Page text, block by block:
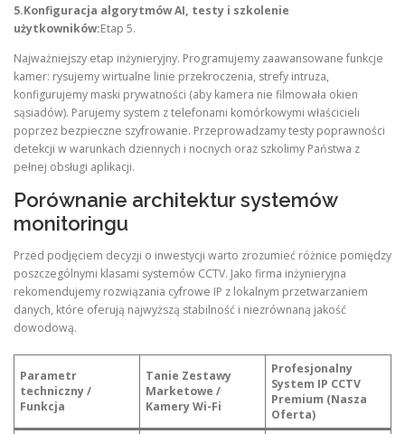
5.Konfiguracja algorytmów AI, testy i szkolenie
użytkowników:Etap 5.
Najważniejszy etap inżynieryjny. Programujemy zaawansowane funkcje
kamer: rysujemy wirtualne linie przekroczenia, strefy intruza,
konfigurujemy maski prywatności (aby kamera nie filmowała okien
sąsiadów). Parujemy system z telefonami komórkowymi właścicieli
poprzez bezpieczne szyfrowanie. Przeprowadzamy testy poprawności
detekcji w warunkach dziennych i nocnych oraz szkolimy Państwa z
pełnej obsługi aplikacji.
Porównanie architektur systemów
monitoringu
Przed podjęciem decyzji o inwestycji warto zrozumieć różnice pomiędzy
poszczególnymi klasami systemów CCTV. Jako firma inżynieryjna
rekomendujemy rozwiązania cyfrowe IP z lokalnym przetwarzaniem
danych, które oferują najwyższą stabilność i niezrównaną jakość
dowodową.
Parametr
techniczny /
Funkcja
Tanie Zestawy
Marketowe /
Kamery Wi-Fi
Profesjonalny
System IP CCTV
Premium (Nasza
Oferta)